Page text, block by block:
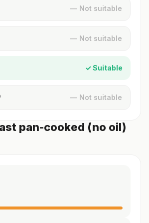
— Not suitable
— Not suitable
✓ Suitable
— Not suitable
pan-cooked (no oil)